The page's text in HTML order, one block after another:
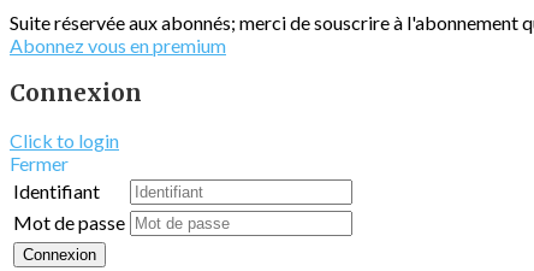
Suite réservée aux abonnés; merci de souscrire à l'abonnement
Abonnez vous en premium
Connexion
Click to login
Fermer
Identifiant
Mot de passe
Connexion